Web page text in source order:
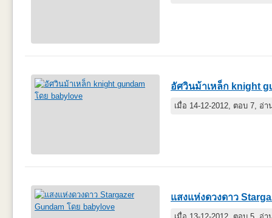
อัศวินม้าเหล็ก knight
เมื่อ 14-12-2012, ตอบ 7, อ่า
แสงแห่งดวงดาว